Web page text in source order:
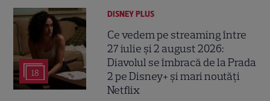
18
DISNEY PLUS
Ce vedem pe streaming între
27 iulie și 2 august 2026:
Diavolul se îmbracă de la Prada
2 pe Disney+ și mari noutăți
Netflix